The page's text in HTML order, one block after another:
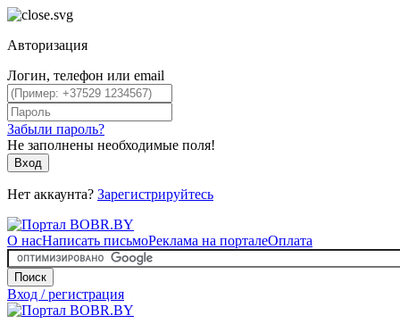
Авторизация
Логин, телефон или email
Забыли пароль?
Не заполнены необходимые поля!
Вход
Нет аккаунта? Зарегистрируйтесь
О насНаписать письмоРеклама на порталеОплата
Поиск
Вход / регистрация